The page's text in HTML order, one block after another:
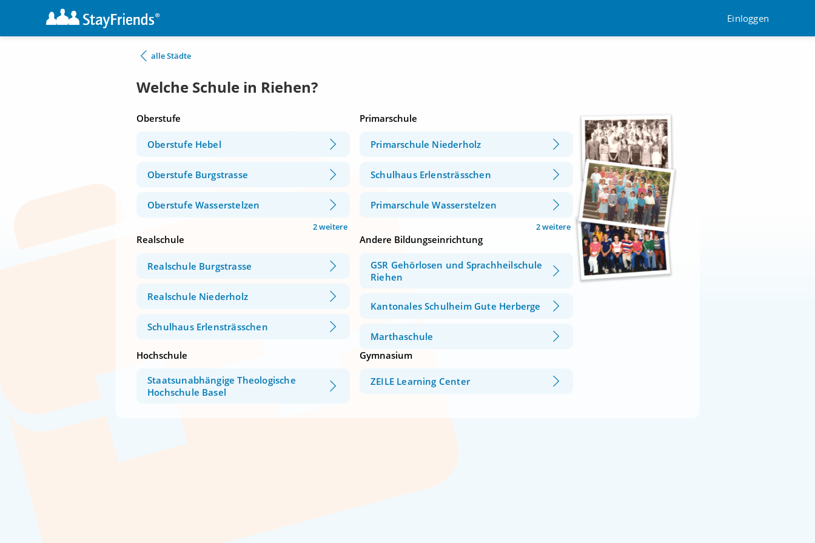
Einloggen
alle Städte
Welche Schule in Riehen?
Oberstufe
Oberstufe Hebel
Oberstufe Burgstrasse
Oberstufe Wasserstelzen
2 weitere
Primarschule
Primarschule Niederholz
Schulhaus Erlensträsschen
Primarschule Wasserstelzen
2 weitere
Realschule
Realschule Burgstrasse
Realschule Niederholz
Schulhaus Erlensträsschen
Andere Bildungseinrichtung
GSR Gehörlosen und Sprachheilschule
Riehen
Kantonales Schulheim Gute Herberge
Marthaschule
Hochschule
Staatsunabhängige Theologische
Hochschule Basel
Gymnasium
ZEILE Learning Center